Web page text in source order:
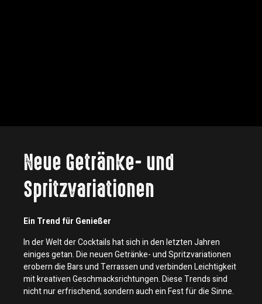
Neue Getränke- und
Spritzvariationen
Ein Trend für Genießer
In der Welt der Cocktails hat sich in den letzten Jahren
einiges getan. Die neuen Getränke- und Spritzvariationen
erobern die Bars und Terrassen und verbinden Leichtigkeit
mit kreativen Geschmacksrichtungen. Diese Trends sind
nicht nur erfrischend, sondern auch ein Fest für die Sinne.